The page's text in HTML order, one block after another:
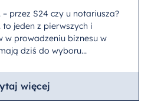
– przez S24 czy u notariusza?
to jeden z pierwszych i
w prowadzeniu biznesu w
dziś do wyboru...
więcej